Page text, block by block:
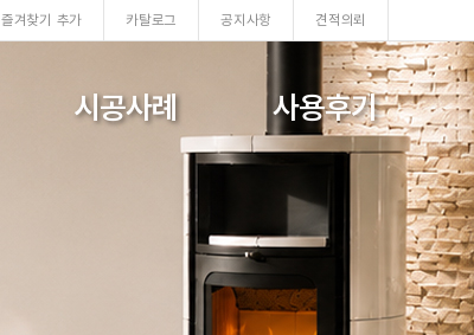
시공사례 사용후기
즐겨찾기 추가 카탈로그 공지사항 견적의뢰